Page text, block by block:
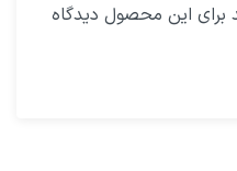
برای این محصول دیدگاه